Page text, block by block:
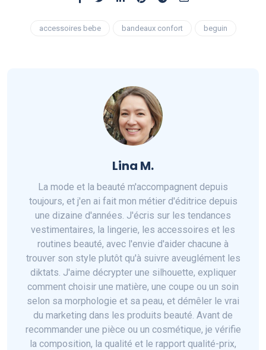
accessoires bebe bandeaux confort beguin
Lina M.
La mode et la beauté m'accompagnent depuis
toujours, et j'en ai fait mon métier d'éditrice depuis
une dizaine d'années. J'écris sur les tendances
vestimentaires, la lingerie, les accessoires et les
routines beauté, avec l'envie d'aider chacune à
trouver son style plutôt qu'à suivre aveuglément les
diktats. J'aime décrypter une silhouette, expliquer
comment choisir une matière, une coupe ou un soin
selon sa morphologie et sa peau, et démêler le vrai
du marketing dans les produits beauté. Avant de
recommander une pièce ou un cosmétique, je vérifie
la composition, la qualité et le rapport qualité-prix,